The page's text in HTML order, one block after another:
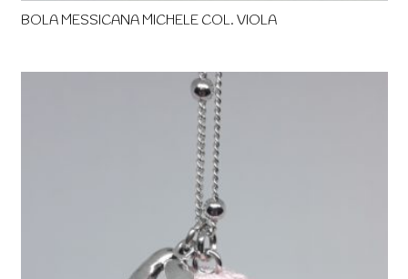
BOLA MESSICANA MICHELE COL. VIOLA